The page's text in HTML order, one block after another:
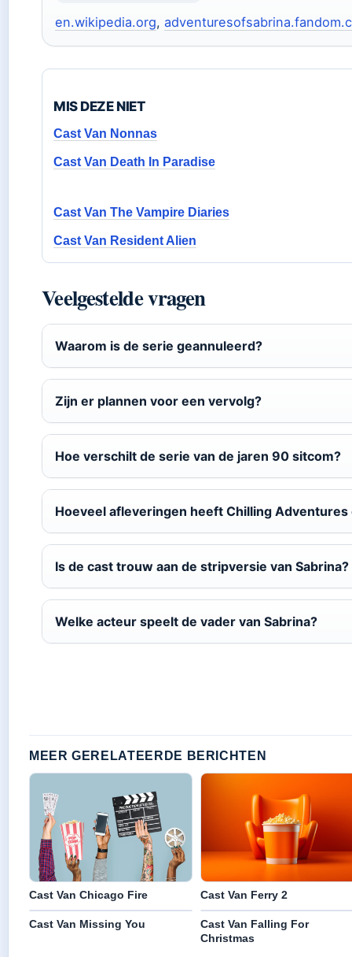
en.wikipedia.org,
MIS DEZE NIET
Cast Van Nonnas
Cast Van Death In Paradise
Cast Van The Vampire Diaries
Cast Van Resident Alien
Veelgestelde vragen
Waarom is de serie geannuleerd?
Zijn er plannen voor een vervolg?
Hoe verschilt de serie van de jaren 90 sitcom?
Hoeveel afleveringen heeft Chilling Adventures
Is de cast trouw aan de stripversie van Sabrina?
Welke acteur speelt de vader van Sabrina?
MEER GERELATEERDE BERICHTEN
Cast Van Chicago Fire Cast Van Ferry 2
Cast Van Missing You
Cast Van Falling For
Christmas